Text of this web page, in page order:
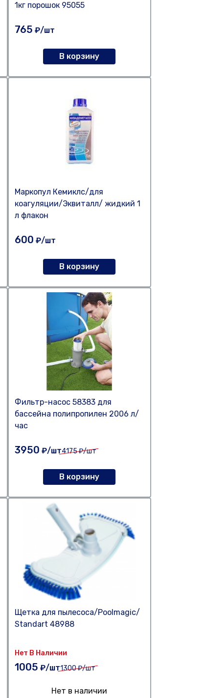
1кг порошок 95055
765 ₽/шт
В корзину
Маркопул Кемиклс/для
коагуляции/Эквиталл/ жидкий 1
л флакон
600 ₽/шт
В корзину
Фильтр-насос 58383 для
бассейна полипропилен 2006 л/
час
3950 ₽/шт4175₽/шт
В корзину
Щетка для пылесоса/Poolmagic/
Standart 48988
Нет В Наличии
1005 ₽/шт1300₽/шт
Нет в наличии